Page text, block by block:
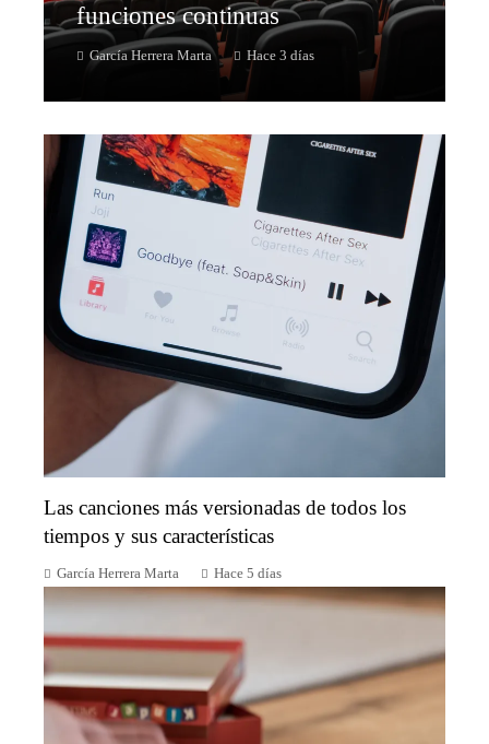
funciones continuas
García Herrera Marta Hace 3 días
Las canciones más versionadas de todos los
tiempos y sus características
García Herrera Marta Hace 5 días